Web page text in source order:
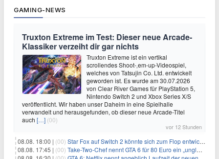
GAMING-NEWS
Truxton Extreme im Test: Dieser neue Arcade-
Klassiker verzeiht dir gar nichts
Truxton Extreme ist ein vertikal
scrollendes Shoot-‚em-up-Videospiel,
welches von Tatsujin Co. Ltd. entwickelt
geworden ist. Es wurde am 30.07.2026
von Clear River Games für PlayStation 5,
Nintendo Switch 2 und Xbox Series X/S
veröffentlicht. Wir haben unser Daheim in eine Spielhalle
verwandelt und herausgefunden, ob dieser neue Arcade-Titel
auch […] (00)
vor 12 Stunden
08.08. 18:00 | (00) Star Fox auf Switch 2 könnte sich zum Flop entwickeln
08.08. 17:45 | (00) Take-Two-Chef nennt GTA 6 für 80 Euro ein „unglaubliches Schnäppchen“